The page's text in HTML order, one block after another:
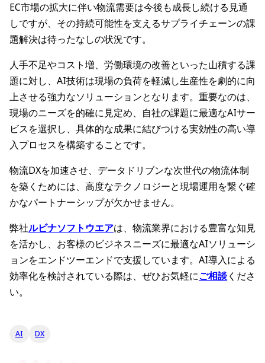
EC市場の拡大に伴い物流需要は今後も成長し続ける見通
しですが、その持続可能性を支えるサプライチェーンの課
題解決は待ったなしの状況です。
人手不足やコスト増、労働環境の改善といった山積する課
題に対し、AI技術は現場の負荷を軽減し生産性を劇的に向
上させる強力なソリューションとなります。重要なのは、
現場のニーズを的確に見定め、自社の課題に最適なAIサー
ビスを選択し、具体的な成果に結びつける実効性の高い導
入プロセスを構築することです。
物流DXを加速させ、データドリブンな次世代の物流体制
を築くためには、高度なテクノロジーと現場運用を繋ぐ確
かなパートナーシップが欠かせません。
弊社ルビナソフトウエアは、物流業界における豊富な知見
を活かし、お客様のビジネスニーズに最適なAIソリューシ
ョンをエンドツーエンドで支援しています。AI導入による
効率化を検討されている際は、ぜひお気軽にご相談くださ
い。
AI DX